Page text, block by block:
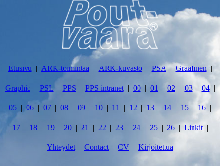
Etusivu ARK-toimintaa ARK-kuvasto PSA Graafinen
Graphic PSL PPS PPS intranet 00 01 02 03 04
05 06 07 08 09 10 11 12 13 14 15 16
17 18 19 20 21 22 23 24 25 26 Linkit
Yhteydet Contact CV Kirjoitettua